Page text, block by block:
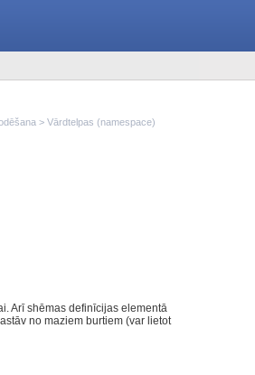
> Vārdtelpas (namespace)
Arī shēmas definīcijas elementā
no maziem burtiem (var lietot